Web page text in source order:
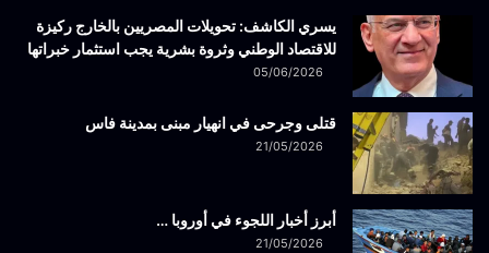
يسري الكاشف: تحويلات المصريين بالخارج ركيزة
للاقتصاد الوطني وثروة بشرية يجب استثمار خبراتها
05/06/2026
قتلى وجرحى في انهيار مبنى بمدينة فاس
21/05/2026
أبرز أخبار اللجوء في أوروبا …
21/05/2026